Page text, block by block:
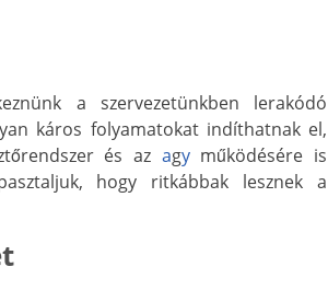
a szervezetünkben lerakódó
káros folyamatokat indíthatnak el,
és az agyműködésére is
hogy ritkábbak lesznek a